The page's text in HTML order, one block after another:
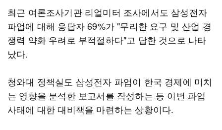
최근 여론조사기관 리얼미터 조사에서도 삼성전자
파업에 대해 응답자 69%가 "무리한 요구 및 산업 경
쟁력 약화 우려로 부적절하다"고 답한 것으로 나타
났다.
청와대 정책실도 삼성전자 파업이 한국 경제에 미치
는 영향을 분석한 보고서를 작성하는 등 이번 파업
사태에 대한 대비책을 마련하는 상황이다.